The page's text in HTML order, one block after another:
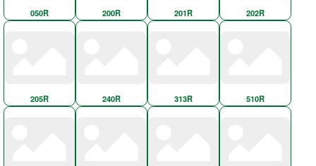
050R 200R 201R 202R
205R 240R 313R 510R